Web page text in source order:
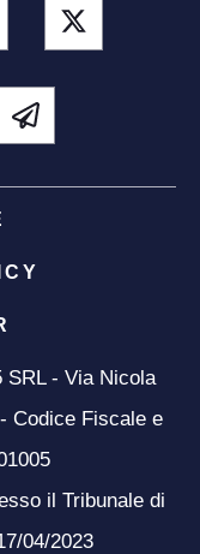
SRL - Via Nicola
Codice Fiscale e
il Tribunale di
04/2023